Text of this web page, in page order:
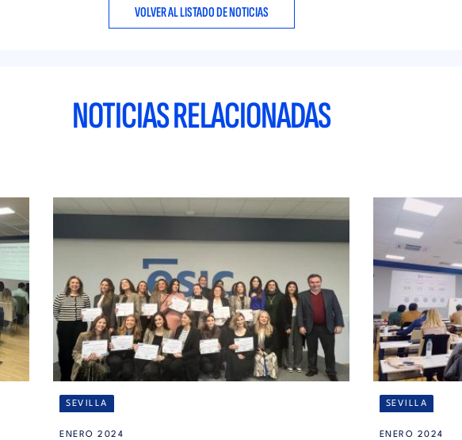
VOLVER AL LISTADO DE NOTICIAS
NOTICIAS RELACIONADAS
SEVILLA
ENERO 2024
SEVILLA
ENERO 2024